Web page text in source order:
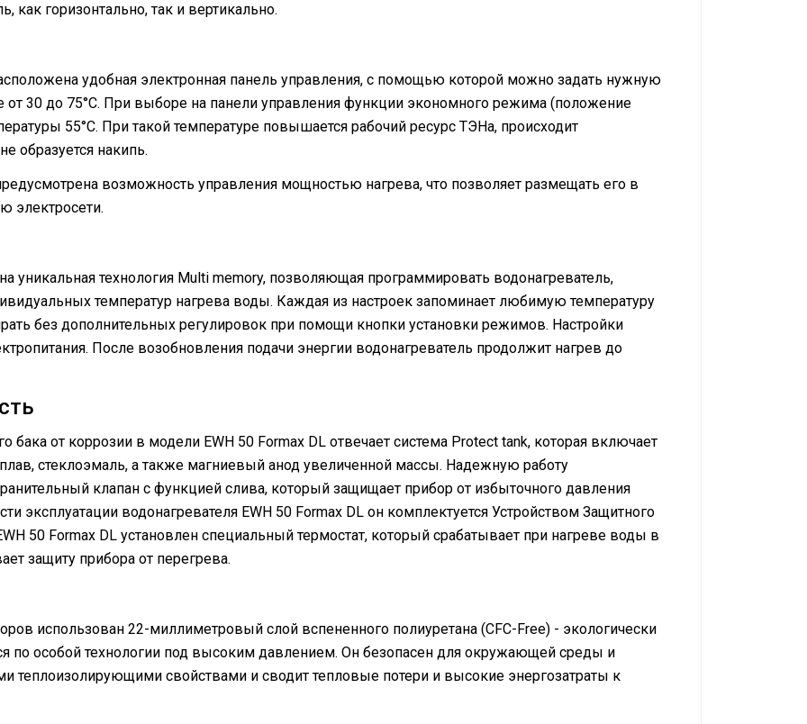
как горизонтально, так и вертикально.
удобная электронная панель управления, с помощью которой можно задать нужную
от 30 до 75°С. При выборе на панели управления функции экономного режима (положение
55°С. При такой температуре повышается рабочий ресурс ТЭНа, происходит
образуется накипь.
возможность управления мощностью нагрева, что позволяет размещать его в
электросети.
уникальная технология Multi memory, позволяющая программировать водонагреватель,
температур нагрева воды. Каждая из настроек запоминает любимую температуру
без дополнительных регулировок при помощи кнопки установки режимов. Настройки
После возобновления подачи энергии водонагреватель продолжит нагрев до
бака от коррозии в модели EWH 50 Formax DL отвечает система Protect tank, которая включает
стеклоэмаль, а также магниевый анод увеличенной массы. Надежную работу
клапан с функцией слива, который защищает прибор от избыточного давления
эксплуатации водонагревателя EWH 50 Formax DL он комплектуется Устройством Защитного
50 Formax DL установлен специальный термостат, который срабатывает при нагреве воды в
защиту прибора от перегрева.
использован 22-миллиметровый слой вспененного полиуретана (CFC-Free) - экологически
по особой технологии под высоким давлением. Он безопасен для окружающей среды и
теплоизолирующими свойствами и сводит тепловые потери и высокие энергозатраты к